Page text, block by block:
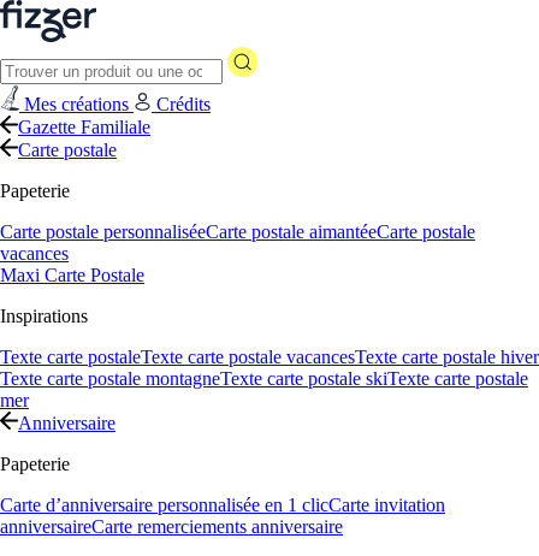
Mes créations
Crédits
Gazette Familiale
Carte postale
Papeterie
Carte postale personnaliséeCarte postale aimantéeCarte postale
vacances
Maxi Carte Postale
Inspirations
Texte carte postaleTexte carte postale vacancesTexte carte postale hiver
Texte carte postale montagneTexte carte postale skiTexte carte postale
mer
Anniversaire
Papeterie
Carte d’anniversaire personnalisée en 1 clicCarte invitation
anniversaireCarte remerciements anniversaire